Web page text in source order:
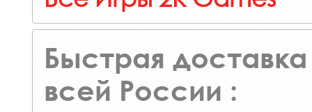
Быстрая доставка
всей России :